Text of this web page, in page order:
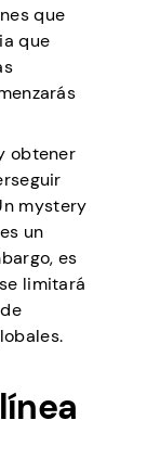
que
que
obtener
mystery
un
es
limitará